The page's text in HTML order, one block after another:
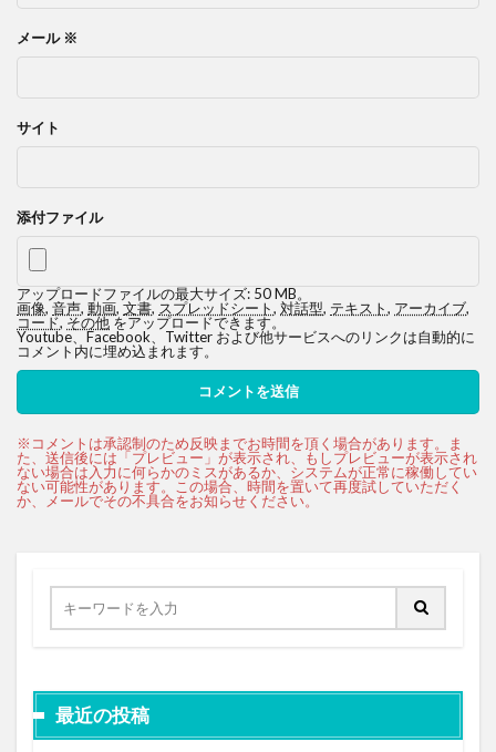
メール ※
サイト
添付ファイル
アップロードファイルの最大サイズ: 50 MB。
画像, 音声, 動画, 文書, スプレッドシート, 対話型, テキスト, アーカイブ,
コード,その他をアップロードできます。
Youtube、Facebook、Twitter および他サービスへのリンクは自動的に
コメント内に埋め込まれます。
最近の投稿